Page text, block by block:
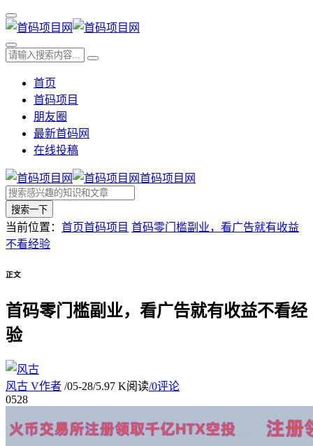
首页
首码项目
朋友圈
最新首码网
在线投稿
首码项目网
搜索一下
当前位置： 首页首码项目 首码零门槛副业，看广告就有收益
不看经验
正文
首码零门槛副业，看广告就有收益不看经
验
风古 V作者 /05-28/5.97 K阅读/0评论
0528